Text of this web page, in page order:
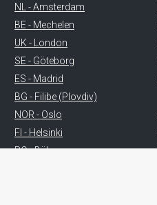
NL - Amsterdam
BE - Mechelen
UK - London
SE - Göteborg
ES - Madrid
BG - Filibe (Plovdiv)
NOR - Oslo
FI - Helsinki
RO - Bükreş